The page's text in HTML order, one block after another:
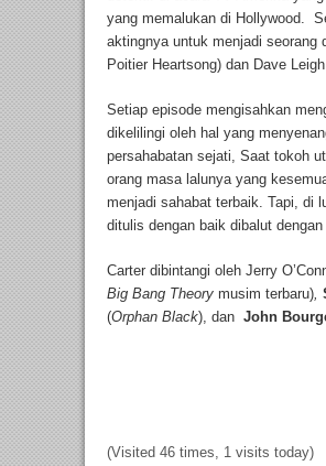
yang memalukan di Hollywood.
aktingnya untuk menjadi seorang
Poitier Heartsong) dan Dave
Setiap episode mengisahkan
dikelilingi oleh hal yang
persahabatan sejati, Saat tokoh
orang masa lalunya yang
menjadi sahabat terbaik. Tapi, di
ditulis dengan baik dibalut
Carter dibintangi oleh Jerry
Big Bang Theory musim terbaru),
(Orphan Black), dan John
(Visited 46 times, 1 visits today)